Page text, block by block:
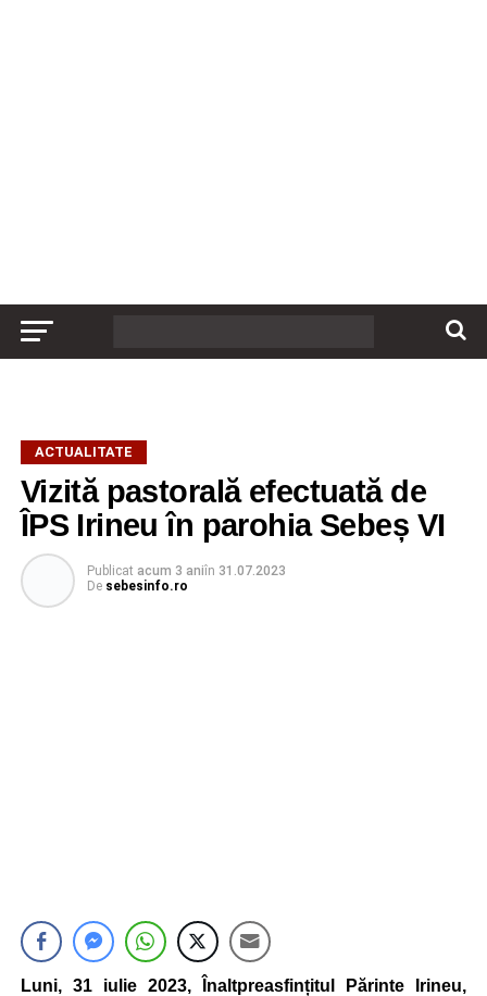
ACTUALITATE
Vizită pastorală efectuată de
ÎPS Irineu în parohia Sebeș VI
Publicat acum 3 aniîn 31.07.2023
De sebesinfo.ro
Luni, 31 iulie 2023, Înaltpreasfințitul Părinte Irineu,